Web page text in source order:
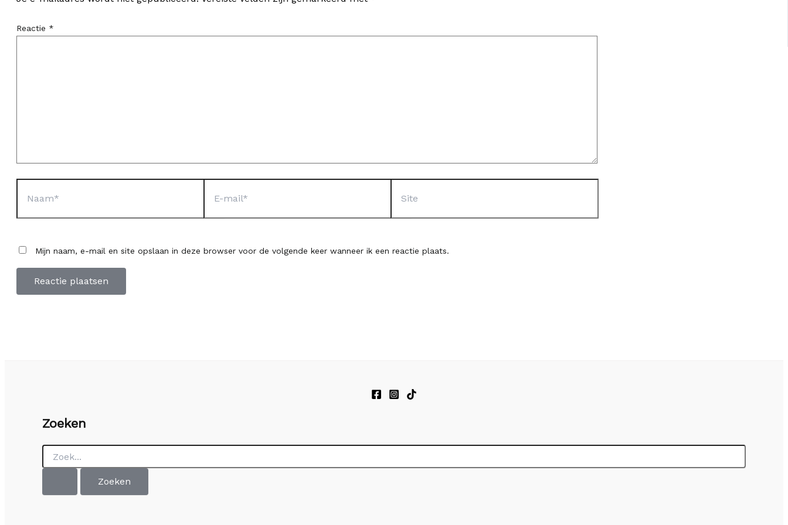
Reactie *
mail*
Mijn naam, e-mail en site opslaan in deze browser voor de volgende keer wanneer ik een reactie plaats.
Zoeken
Zoek
naar: